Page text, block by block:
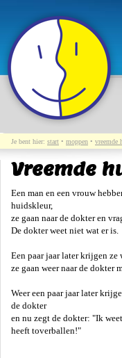
Je bent hier: start • moppen • vreemde
Vreemde
Een man en een vrouw
huidskleur,
ze gaan naar de dokter en
De dokter weet niet wat er is.
Een paar jaar later krijgen
ze gaan weer naar de dokter
Weer een paar jaar later
de dokter
en nu zegt de dokter: "Ik
heeft toverballen!"